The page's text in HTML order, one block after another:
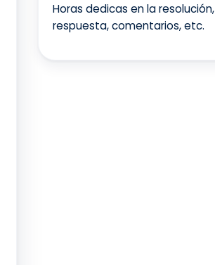
Horas dedicas en la resolución,
respuesta, comentarios, etc.